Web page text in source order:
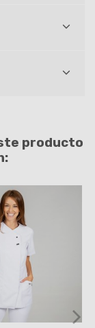
producto